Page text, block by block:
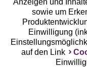
Unsere Apps
Anzeigen und
sowie um
Einwilligung
auf den Link